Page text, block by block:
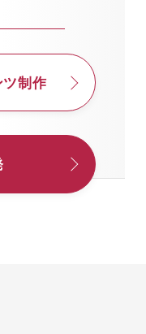
ツ制作